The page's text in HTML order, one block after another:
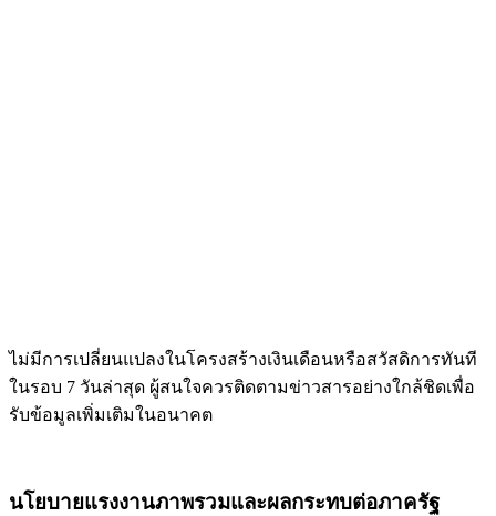
ไม่มีการเปลี่ยนแปลงในโครงสร้างเงินเดือนหรือสวัสดิการทันที
ในรอบ 7 วันล่าสุด ผู้สนใจควรติดตามข่าวสารอย่างใกล้ชิดเพื่อ
รับข้อมูลเพิ่มเติมในอนาคต
นโยบายแรงงานภาพรวมและผลกระทบต่อภาครัฐ